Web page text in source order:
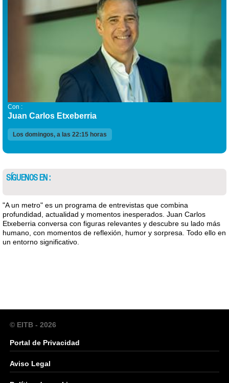
Con :
Juan Carlos Etxeberria
Los domingos, a las 22:15 horas
SÍGUENOS EN :
"A un metro" es un programa de entrevistas que combina
profundidad, actualidad y momentos inesperados. Juan Carlos
Etxeberria conversa con figuras relevantes y descubre su lado más
humano, con momentos de reflexión, humor y sorpresa. Todo ello en
un entorno significativo.
© EITB - 2026
Portal de Privacidad
Aviso Legal